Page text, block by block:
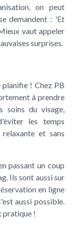
on peut
demandent : 'Et
vaut appeler
surprises.
planifie ! Chez PB
à prendre
soins du visage,
les temps
et sans
passant un coup
Ils sont aussi sur
en ligne
aussi possible.
pratique !